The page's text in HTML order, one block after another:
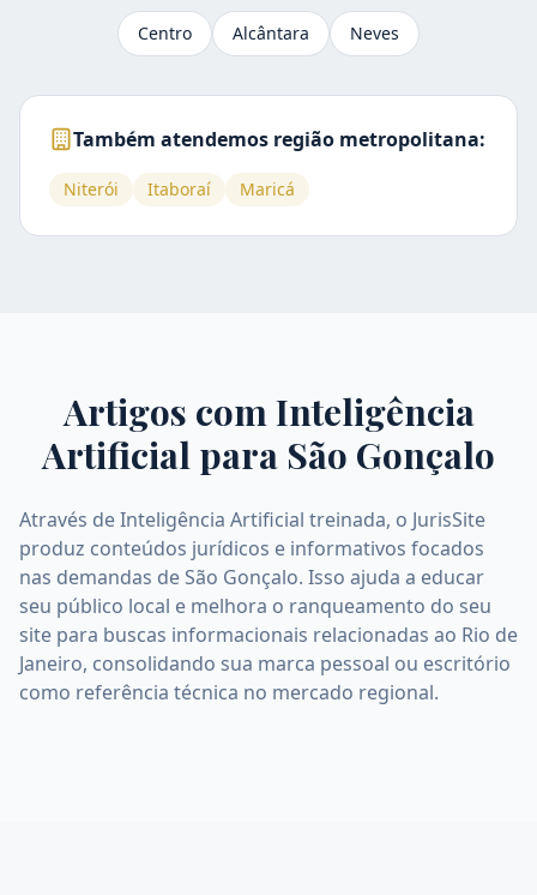
Centro Alcântara Neves
Também atendemos região metropolitana:
Niterói Itaboraí Maricá
Artigos com Inteligência
Artificial para São Gonçalo
Através de Inteligência Artificial treinada, o JurisSite
produz conteúdos jurídicos e informativos focados
nas demandas de São Gonçalo. Isso ajuda a educar
seu público local e melhora o ranqueamento do seu
site para buscas informacionais relacionadas ao Rio de
Janeiro, consolidando sua marca pessoal ou escritório
como referência técnica no mercado regional.